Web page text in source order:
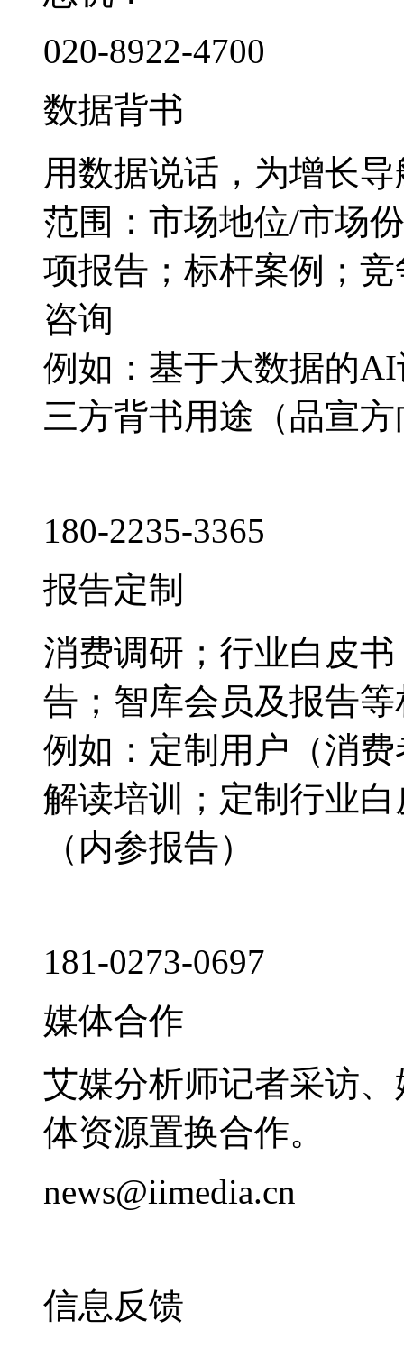
020-8922-4700
数据背书
用数据说话，为增长导
范围：市场地位/市场
项报告；标杆案例；
咨询
例如：基于大数据的
三方背书用途（品宣
180-2235-3365
报告定制
消费调研；行业白皮
告；智库会员及报告
例如：定制用户（消
解读培训；定制行业
（内参报告）
181-0273-0697
媒体合作
艾媒分析师记者采访
体资源置换合作。
news@iimedia.cn
信息反馈